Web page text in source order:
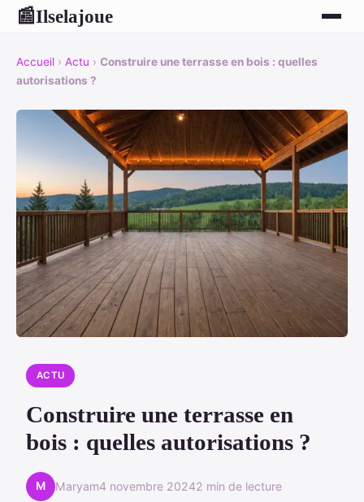
📰Ilselajoue
Accueil › Actu › Construire une terrasse en bois : quelles
autorisations ?
ACTU
Construire une terrasse en
bois : quelles autorisations ?
M Maryam4 novembre 20242 min de lecture